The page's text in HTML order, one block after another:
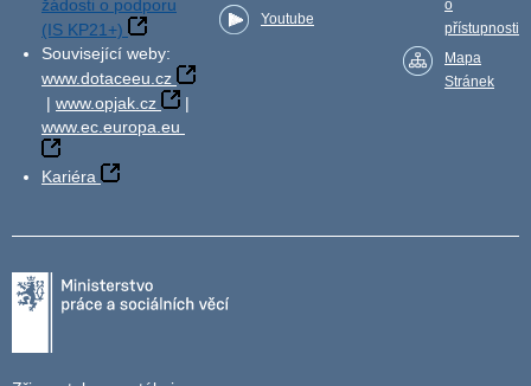
žádosti o podporu
(IS KP21+)
Související weby:
www.dotaceeu.cz
| www.opjak.cz
|
www.ec.europa.eu
Kariéra
Youtube
o
přístupnosti
Mapa
Stránek